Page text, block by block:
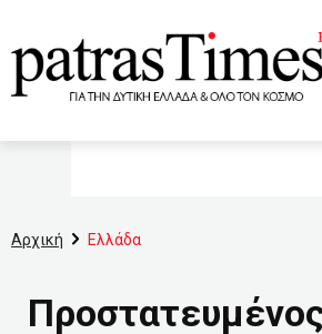
Αρχική Ελλάδα